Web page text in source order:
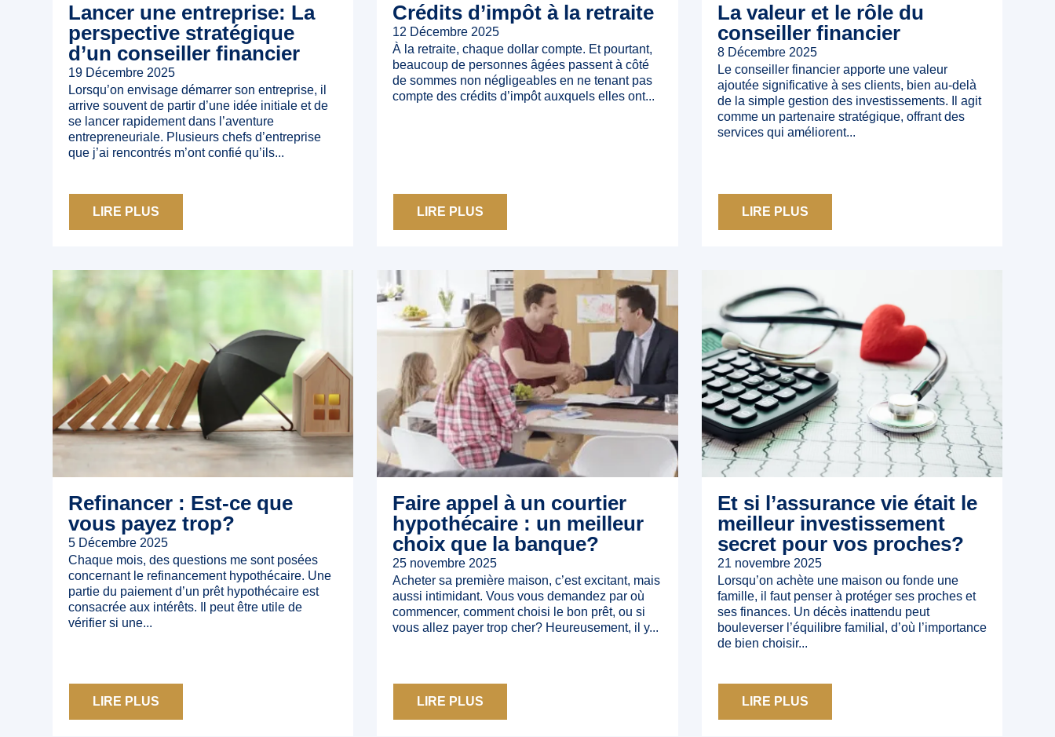
Lancer une entreprise: La
perspective stratégique
d’un conseiller financier
19 Décembre 2025
Lorsqu’on envisage démarrer son entreprise, il
arrive souvent de partir d’une idée initiale et de
se lancer rapidement dans l’aventure
entrepreneuriale. Plusieurs chefs d’entreprise
que j’ai rencontrés m’ont confié qu’ils...
LIRE PLUS
Crédits d’impôt à la retraite
12 Décembre 2025
À la retraite, chaque dollar compte. Et pourtant,
beaucoup de personnes âgées passent à côté
de sommes non négligeables en ne tenant pas
compte des crédits d’impôt auxquels elles ont...
LIRE PLUS
La valeur et le rôle du
conseiller financier
8 Décembre 2025
Le conseiller financier apporte une valeur
ajoutée significative à ses clients, bien au-delà
de la simple gestion des investissements. Il agit
comme un partenaire stratégique, offrant des
services qui améliorent...
LIRE PLUS
Refinancer : Est-ce que
vous payez trop?
5 Décembre 2025
Chaque mois, des questions me sont posées
concernant le refinancement hypothécaire. Une
partie du paiement d’un prêt hypothécaire est
consacrée aux intérêts. Il peut être utile de
vérifier si une...
LIRE PLUS
Faire appel à un courtier
hypothécaire : un meilleur
choix que la banque?
25 novembre 2025
Acheter sa première maison, c’est excitant, mais
aussi intimidant. Vous vous demandez par où
commencer, comment choisi le bon prêt, ou si
vous allez payer trop cher? Heureusement, il y...
LIRE PLUS
Et si l’assurance vie était le
meilleur investissement
secret pour vos proches?
21 novembre 2025
Lorsqu’on achète une maison ou fonde une
famille, il faut penser à protéger ses proches et
ses finances. Un décès inattendu peut
bouleverser l’équilibre familial, d’où l’importance
de bien choisir...
LIRE PLUS